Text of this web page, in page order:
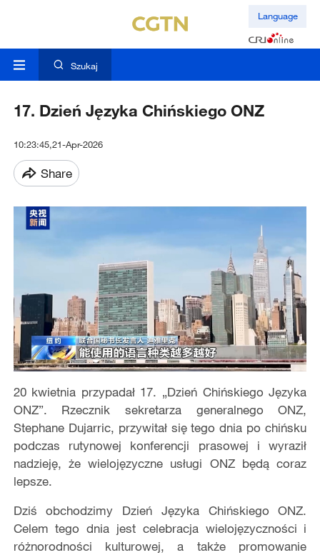
Language
Szukaj
17. Dzień Języka Chińskiego ONZ
10:23:45,21-Apr-2026
Share
20 kwietnia przypadał 17. „Dzień Chińskiego Języka
ONZ”. Rzecznik sekretarza generalnego ONZ,
Stephane Dujarric, przywitał się tego dnia po chińsku
podczas rutynowej konferencji prasowej i wyraził
nadzieję, że wielojęzyczne usługi ONZ będą coraz
lepsze.
Dziś obchodzimy Dzień Języka Chińskiego ONZ.
Celem tego dnia jest celebracja wielojęzyczności i
różnorodności kulturowej, a także promowanie